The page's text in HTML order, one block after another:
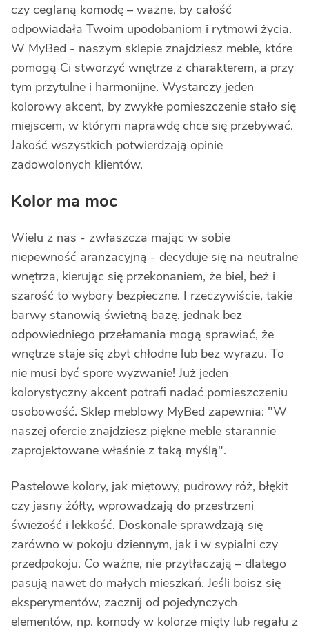
czy ceglaną komodę – ważne, by całość
odpowiadała Twoim upodobaniom i rytmowi życia.
W MyBed - naszym sklepie znajdziesz meble, które
pomogą Ci stworzyć wnętrze z charakterem, a przy
tym przytulne i harmonijne. Wystarczy jeden
kolorowy akcent, by zwykłe pomieszczenie stało się
miejscem, w którym naprawdę chce się przebywać.
Jakość wszystkich potwierdzają opinie
zadowolonych klientów.
Kolor ma moc
Wielu z nas - zwłaszcza mając w sobie
niepewność aranżacyjną - decyduje się na neutralne
wnętrza, kierując się przekonaniem, że biel, beż i
szarość to wybory bezpieczne. I rzeczywiście, takie
barwy stanowią świetną bazę, jednak bez
odpowiedniego przełamania mogą sprawiać, że
wnętrze staje się zbyt chłodne lub bez wyrazu. To
nie musi być spore wyzwanie! Już jeden
kolorystyczny akcent potrafi nadać pomieszczeniu
osobowość. Sklep meblowy MyBed zapewnia: "W
naszej ofercie znajdziesz piękne meble starannie
zaprojektowane właśnie z taką myślą".
Pastelowe kolory, jak miętowy, pudrowy róż, błękit
czy jasny żółty, wprowadzają do przestrzeni
świeżość i lekkość. Doskonale sprawdzają się
zarówno w pokoju dziennym, jak i w sypialni czy
przedpokoju. Co ważne, nie przytłaczają – dlatego
pasują nawet do małych mieszkań. Jeśli boisz się
eksperymentów, zacznij od pojedynczych
elementów, np. komody w kolorze mięty lub regału z